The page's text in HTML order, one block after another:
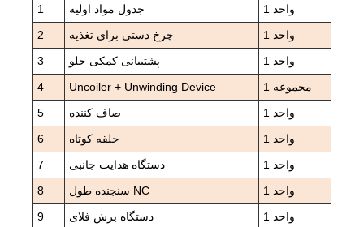
1
جدول مواد اولیه
1 واحد
2
چرخ دستی برای تغذیه
1 واحد
3
پشتیبانی کمکی جلو
1 واحد
4
Uncoiler + Unwinding Device
1 مجموعه
5
صاف کننده
1 واحد
6
حلقه کوتاه
1 واحد
7
دستگاه هدایت جانبی
1 واحد
8
سنجنده طول NC
1 واحد
9
دستگاه برش فلای
1 واحد